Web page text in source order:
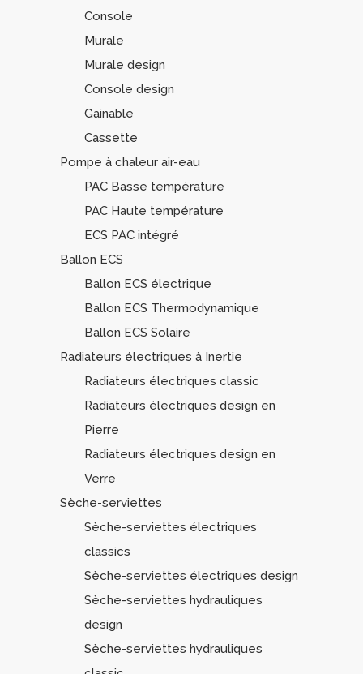
Console
Murale
Murale design
Console design
Gainable
Cassette
Pompe à chaleur air-eau
PAC Basse température
PAC Haute température
ECS PAC intégré
Ballon ECS
Ballon ECS électrique
Ballon ECS Thermodynamique
Ballon ECS Solaire
Radiateurs électriques à Inertie
Radiateurs électriques classic
Radiateurs électriques design en
Pierre
Radiateurs électriques design en
Verre
Sèche-serviettes
Sèche-serviettes électriques
classics
Sèche-serviettes électriques design
Sèche-serviettes hydrauliques
design
Sèche-serviettes hydrauliques